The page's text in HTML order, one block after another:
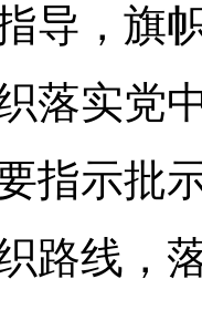
导，旗
落实党
指示批
路线，